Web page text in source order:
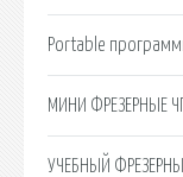
Portable
МИНИ ФРЕЗЕРНЫЕ
УЧЕБНЫЙ